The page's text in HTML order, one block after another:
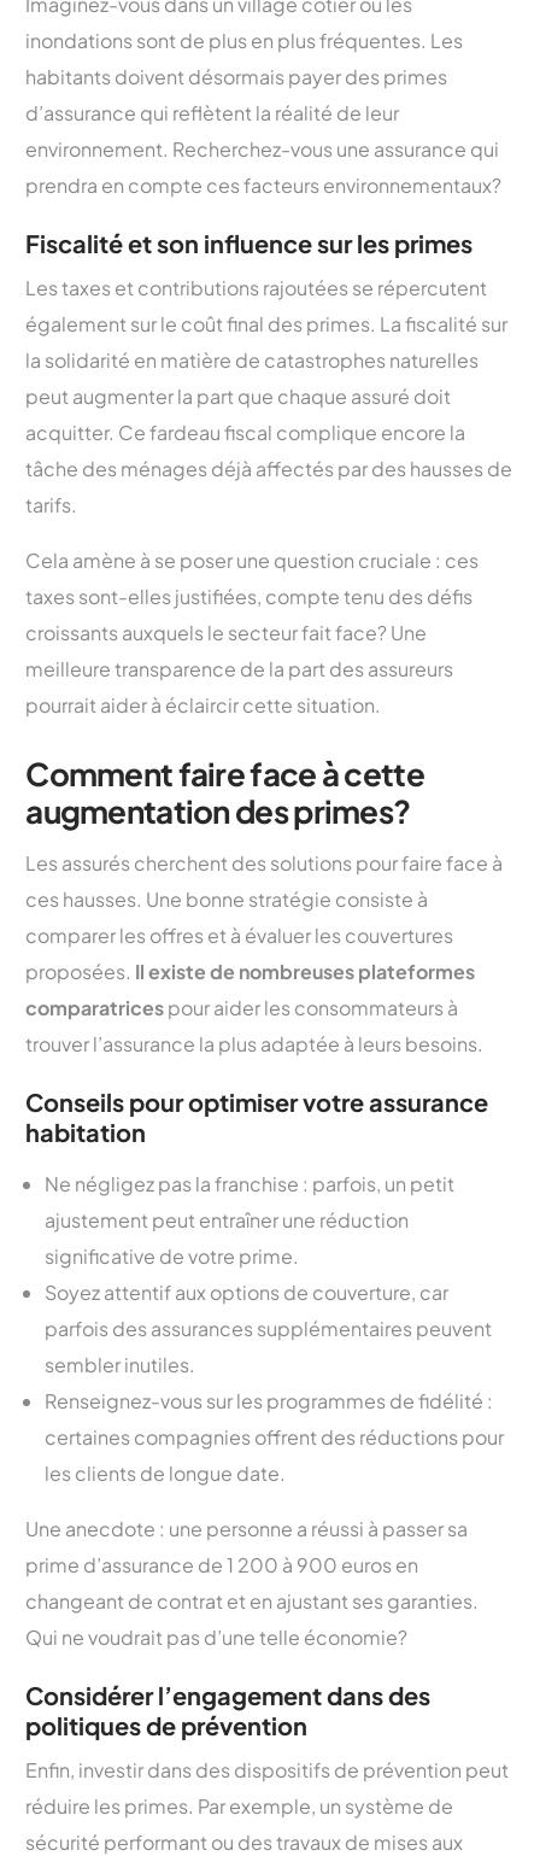
inondations sont de plus en plus fréquentes. Les
habitants doivent désormais payer des primes
d’assurance qui reflètent la réalité de leur
environnement. Recherchez-vous une assurance qui
prendra en compte ces facteurs environnementaux?
Fiscalité et son influence sur les primes
Les taxes et contributions rajoutées se répercutent
également sur le coût final des primes. La fiscalité sur
la solidarité en matière de catastrophes naturelles
peut augmenter la part que chaque assuré doit
acquitter. Ce fardeau fiscal complique encore la
tâche des ménages déjà affectés par des hausses de
tarifs.
Cela amène à se poser une question cruciale : ces
taxes sont-elles justifiées, compte tenu des défis
croissants auxquels le secteur fait face? Une
meilleure transparence de la part des assureurs
pourrait aider à éclaircir cette situation.
Comment faire face à cette
augmentation des primes?
Les assurés cherchent des solutions pour faire face à
ces hausses. Une bonne stratégie consiste à
comparer les offres et à évaluer les couvertures
proposées. Il existe de nombreuses plateformes
comparatricespour aider les consommateurs à
trouver l’assurance la plus adaptée à leurs besoins.
Conseils pour optimiser votre assurance
habitation
Ne négligez pas la franchise : parfois, un petit
ajustement peut entraîner une réduction
significative de votre prime.
Soyez attentif aux options de couverture, car
parfois des assurances supplémentaires peuvent
sembler inutiles.
Renseignez-vous sur les programmes de fidélité :
certaines compagnies offrent des réductions pour
les clients de longue date.
Une anecdote : une personne a réussi à passer sa
prime d’assurance de 1 200 à 900 euros en
changeant de contrat et en ajustant ses garanties.
Qui ne voudrait pas d’une telle économie?
Considérer l’engagement dans des
politiques de prévention
Enfin, investir dans des dispositifs de prévention peut
réduire les primes. Par exemple, un système de
sécurité performant ou des travaux de mises aux